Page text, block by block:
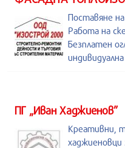
Поставяне
Работа на
Безплатен
ПГ „Иван Хаджиенов”
Креативни,